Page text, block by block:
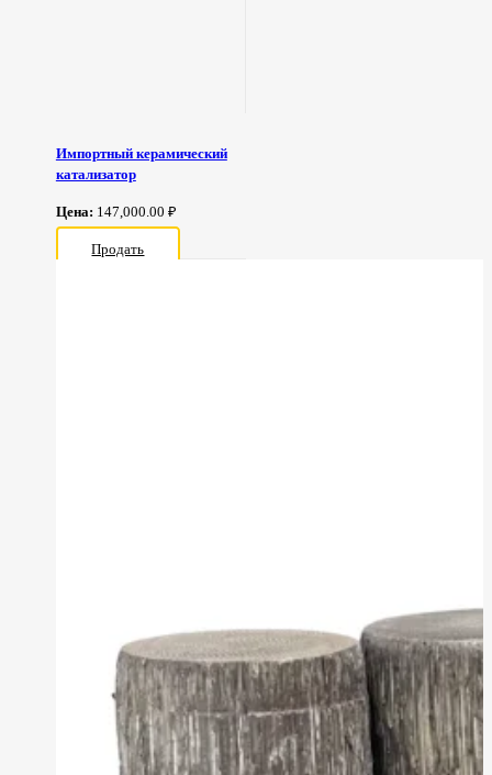
Импортный керамический
катализатор
Цена: 147,000.00 ₽
Продать